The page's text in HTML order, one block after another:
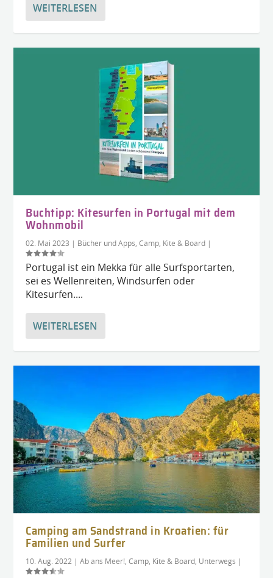
WEITERLESEN
Buchtipp: Kitesurfen in Portugal mit dem
Wohnmobil
02. Mai 2023 | Bücher und Apps,Camp, Kite & Board |
Portugal ist ein Mekka für alle Surfsportarten,
sei es Wellenreiten, Windsurfen oder
Kitesurfen....
WEITERLESEN
Camping am Sandstrand in Kroatien: für
Familien und Surfer
10. Aug. 2022 |Ab ans Meer! ,Camp, Kite & Board Unterwegs |